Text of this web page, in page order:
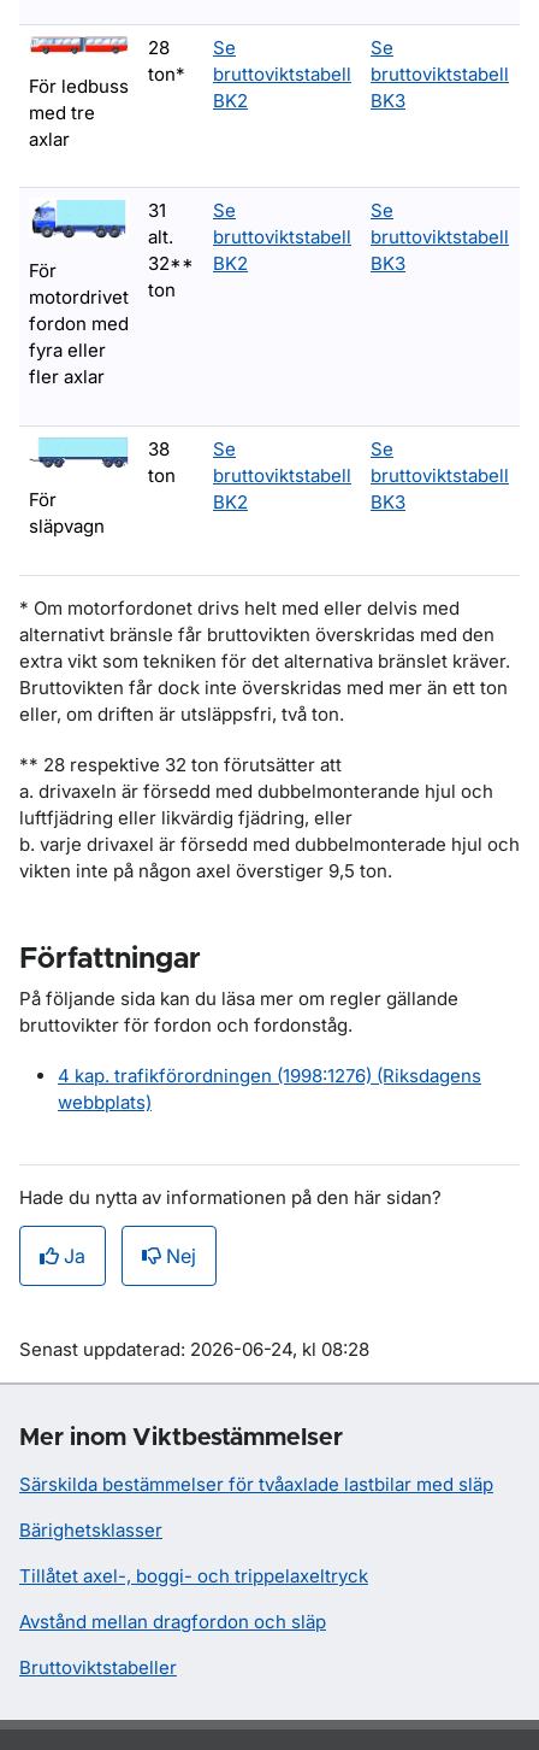
För ledbuss
med tre
axlar
28
ton*
Se
bruttoviktstabell
BK2
Se
bruttoviktstabell
BK3
För
motordrivet
fordon med
fyra eller
fler axlar
31
alt.
32**
ton
Se
bruttoviktstabell
BK2
Se
bruttoviktstabell
BK3
För
släpvagn
38
ton
Se
bruttoviktstabell
BK2
Se
bruttoviktstabell
BK3
* Om motorfordonet drivs helt med eller delvis med
alternativt bränsle får bruttovikten överskridas med den
extra vikt som tekniken för det alternativa bränslet kräver.
Bruttovikten får dock inte överskridas med mer än ett ton
eller, om driften är utsläppsfri, två ton.
** 28 respektive 32 ton förutsätter att
a. drivaxeln är försedd med dubbelmonterande hjul och
luftfjädring eller likvärdig fjädring, eller
b. varje drivaxel är försedd med dubbelmonterade hjul och
vikten inte på någon axel överstiger 9,5 ton.
Författningar
På följande sida kan du läsa mer om regler gällande
bruttovikter för fordon och fordonståg.
4 kap. trafikförordningen (1998:1276) (Riksdagens
webbplats)
Hade du nytta av informationen på den här sidan?
Ja Nej
Om sidan
Senast uppdaterad: 2026-06-24, kl 08:28
Mer inom Viktbestämmelser
Särskilda bestämmelser för tvåaxlade lastbilar med släp
Bärighetsklasser
Tillåtet axel-, boggi- och trippelaxeltryck
Avstånd mellan dragfordon och släp
Bruttoviktstabeller